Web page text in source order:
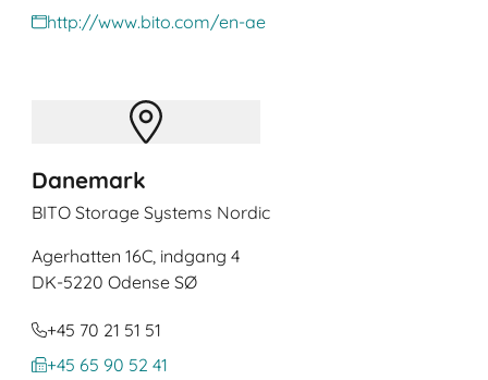
http://www.bito.com/en-ae
Danemark
BITO Storage Systems Nordic
Agerhatten 16C, indgang 4
DK-5220 Odense SØ
+45 70 21 51 51
+45 65 90 52 41